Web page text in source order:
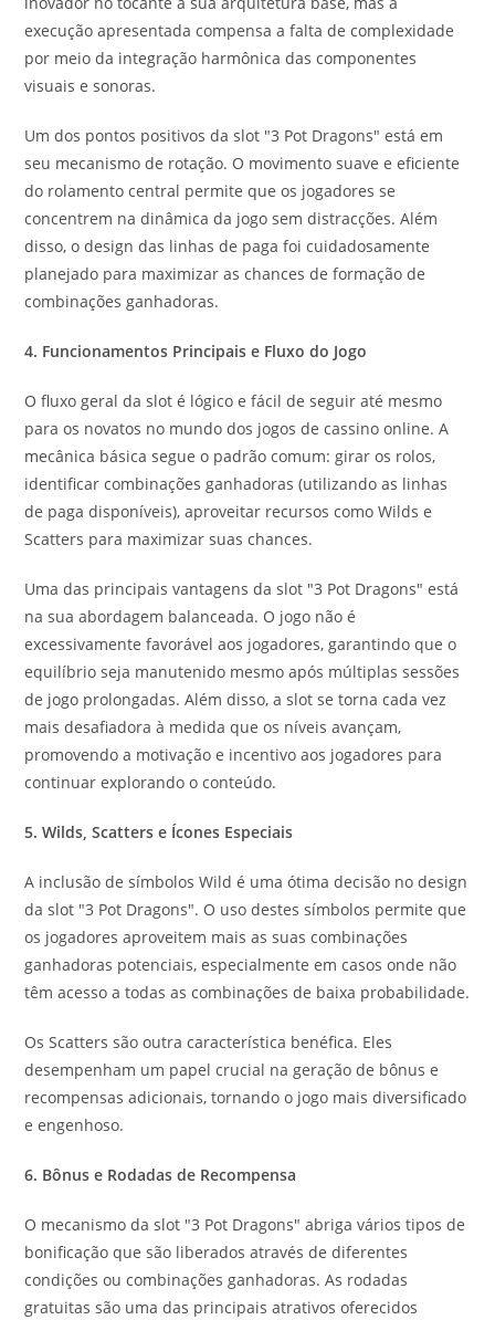
execução apresentada compensa a falta de complexidade
por meio da integração harmônica das componentes
visuais e sonoras.
Um dos pontos positivos da slot "3 Pot Dragons" está em
seu mecanismo de rotação. O movimento suave e eficiente
do rolamento central permite que os jogadores se
concentrem na dinâmica da jogo sem distracções. Além
disso, o design das linhas de paga foi cuidadosamente
planejado para maximizar as chances de formação de
combinações ganhadoras.
4. Funcionamentos Principais e Fluxo do Jogo
O fluxo geral da slot é lógico e fácil de seguir até mesmo
para os novatos no mundo dos jogos de cassino online. A
mecânica básica segue o padrão comum: girar os rolos,
identificar combinações ganhadoras (utilizando as linhas
de paga disponíveis), aproveitar recursos como Wilds e
Scatters para maximizar suas chances.
Uma das principais vantagens da slot "3 Pot Dragons" está
na sua abordagem balanceada. O jogo não é
excessivamente favorável aos jogadores, garantindo que o
equilíbrio seja manutenido mesmo após múltiplas sessões
de jogo prolongadas. Além disso, a slot se torna cada vez
mais desafiadora à medida que os níveis avançam,
promovendo a motivação e incentivo aos jogadores para
continuar explorando o conteúdo.
5. Wilds, Scatters e Ícones Especiais
A inclusão de símbolos Wild é uma ótima decisão no design
da slot "3 Pot Dragons". O uso destes símbolos permite que
os jogadores aproveitem mais as suas combinações
ganhadoras potenciais, especialmente em casos onde não
têm acesso a todas as combinações de baixa probabilidade.
Os Scatters são outra característica benéfica. Eles
desempenham um papel crucial na geração de bônus e
recompensas adicionais, tornando o jogo mais diversificado
e engenhoso.
6. Bônus e Rodadas de Recompensa
O mecanismo da slot "3 Pot Dragons" abriga vários tipos de
bonificação que são liberados através de diferentes
condições ou combinações ganhadoras. As rodadas
gratuitas são uma das principais atrativos oferecidos